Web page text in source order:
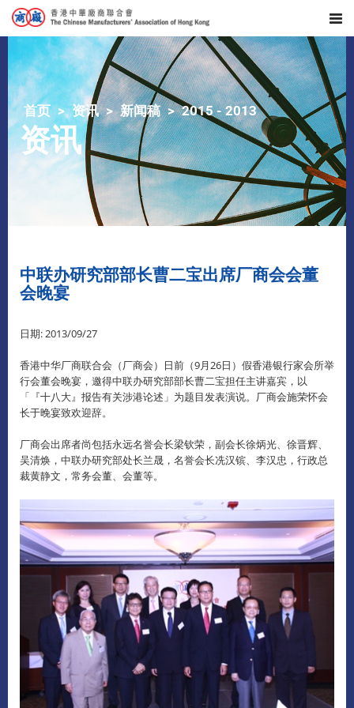
首页 资讯 新闻稿 2015 - 2013
资讯
中联办研究部部长曹二宝出席厂商会会董
会晚宴
日期: 2013/09/27
香港中华厂商联合会（厂商会）日前（9月26日）假香港银行家会所举
行会董会晚宴，邀得中联办研究部部长曹二宝担任主讲嘉宾，以
「『十八大』报告有关涉港论述」为题目发表演说。 厂商会施荣怀会
长于晚宴致欢迎辞。
厂商会出席者尚包括永远名誉会长梁钦荣，副会长徐炳光、徐晋辉、
吴清焕，中联办研究部处长兰晟，名誉会长冼汉镔、李汉忠，行政总
裁黄静文，常务会董、会董等。